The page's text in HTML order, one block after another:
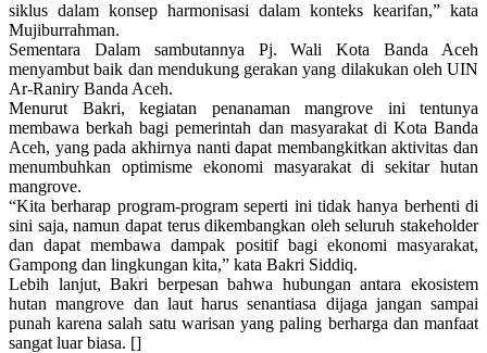
siklus dalam konsep harmonisasi dalam konteks kearifan,” kata
Mujiburrahman.
Sementara Dalam sambutannya Pj. Wali Kota Banda Aceh
menyambut baik dan mendukung gerakan yang dilakukan oleh UIN
Ar-Raniry Banda Aceh.
Menurut Bakri, kegiatan penanaman mangrove ini tentunya
membawa berkah bagi pemerintah dan masyarakat di Kota Banda
Aceh, yang pada akhirnya nanti dapat membangkitkan aktivitas dan
menumbuhkan optimisme ekonomi masyarakat di sekitar hutan
mangrove.
“Kita berharap program-program seperti ini tidak hanya berhenti di
sini saja, namun dapat terus dikembangkan oleh seluruh stakeholder
dan dapat membawa dampak positif bagi ekonomi masyarakat,
Gampong dan lingkungan kita,” kata Bakri Siddiq.
Lebih lanjut, Bakri berpesan bahwa hubungan antara ekosistem
hutan mangrove dan laut harus senantiasa dijaga jangan sampai
punah karena salah satu warisan yang paling berharga dan manfaat
sangat luar biasa. []